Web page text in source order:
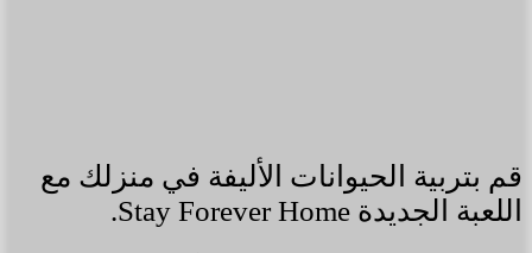
قم بتربية الحيوانات الأليفة في منزلك مع
اللعبة الجديدة Stay Forever Home.